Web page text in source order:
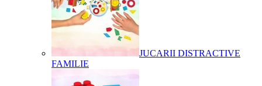
JUCARII DISTRACTIVE
FAMILIE